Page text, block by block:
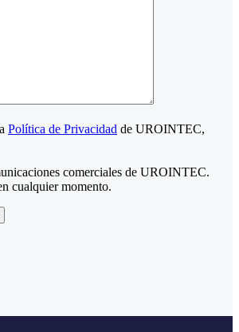
Política de Privacidad de UROINTEC,
comerciales de UROINTEC.
cualquier momento.